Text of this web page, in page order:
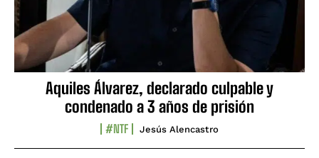
Aquiles Álvarez, declarado culpable y
condenado a 3 años de prisión
#NTF Jesús Alencastro